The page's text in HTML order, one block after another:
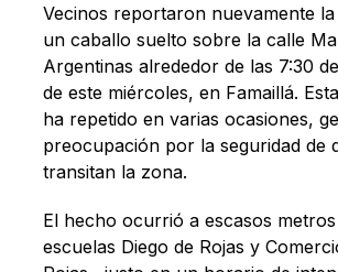
Vecinos reportaron nuevamente
un caballo suelto sobre la calle
Argentinas alrededor de las 7:30
de este miércoles, en Famaillá.
ha repetido en varias ocasiones,
preocupación por la seguridad de
transitan la zona.
El hecho ocurrió a escasos metros
escuelas Diego de Rojas y